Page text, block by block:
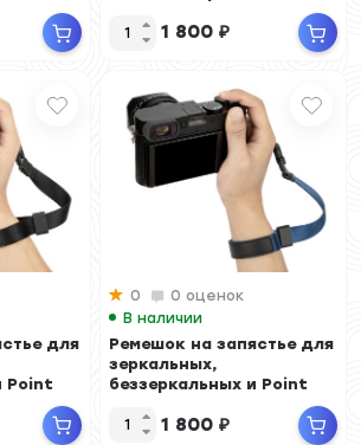
1 800 ₽
для
Point
0
0 оценок
В наличии
Ремешок на запястье для
зеркальных,
беззеркальных и Point
1 800 ₽